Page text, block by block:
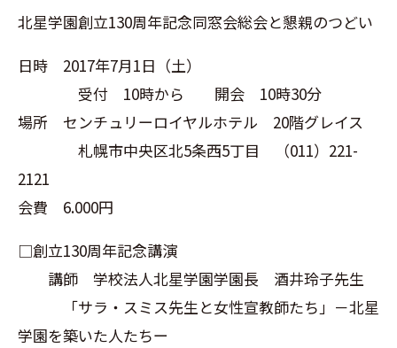
北星学園創立130周年記念同窓会総会と懇親のつどい
日時 2017年7月1日（土）
受付 10時から 開会 10時30分
場所 センチュリーロイヤルホテル 20階グレイス
札幌市中央区北5条西5丁目 （011）221-
2121
会費 6.000円
□創立130周年記念講演
講師 学校法人北星学園学園長 酒井玲子先生
「サラ・スミス先生と女性宣教師たち」－北星
学園を築いた人たちー